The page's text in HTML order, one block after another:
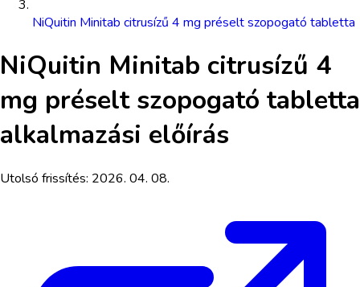
NiQuitin Minitab citrusízű 4 mg préselt szopogató tabletta
NiQuitin Minitab citrusízű 4
mg préselt szopogató tabletta
alkalmazási előírás
Utolsó frissítés: 2026. 04. 08.